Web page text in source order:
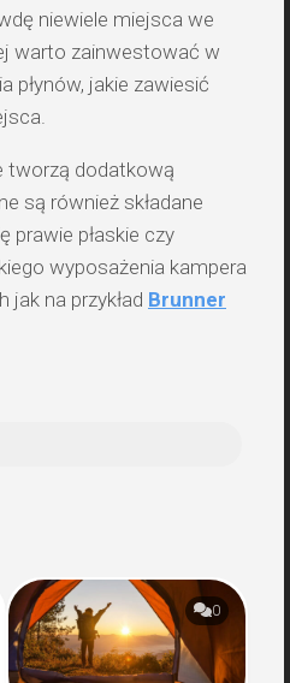
niewiele miejsca we
warto zainwestować w
płynów, jakie zawiesić
tworzą dodatkową
są również składane
prawie płaskie czy
wyposażenia kampera
na przykład Brunner
0